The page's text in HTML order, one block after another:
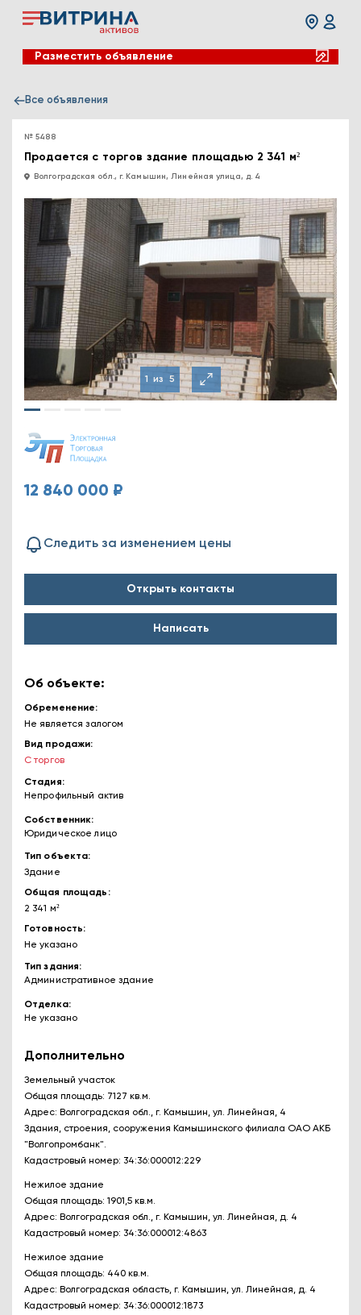
Разместить объявление
Все объявления
№ 5488
Продается с торгов здание площадью 2 341 м²
Волгоградская обл., г. Камышин, Линейная улица, д. 4
1 из 5
12 840 000 ₽
Следить за изменением цены
Открыть контакты
Написать
Об объекте:
Обременение
Не является залогом
Вид продажи
С торгов
Стадия
Непрофильный актив
Собственник
Юридическое лицо
Тип объекта
Здание
Общая площадь
2 341 м²
Готовность
Не указано
Тип здания
Административное здание
Отделка
Не указано
Дополнительно
Земельный участок
Общая площадь: 7127 кв.м.
Адрес: Волгоградская обл., г. Камышин, ул. Линейная, 4
Здания, строения, сооружения Камышинского филиала ОАО АКБ
"Волгопромбанк".
Кадастровый номер: 34:36:000012:229
Нежилое здание
Общая площадь: 1901,5 кв.м.
Адрес: Волгоградская обл., г. Камышин, ул. Линейная, д. 4
Кадастровый номер: 34:36:000012:4863
Нежилое здание
Общая площадь: 440 кв.м.
Адрес: Волгоградская область, г. Камышин, ул. Линейная, д. 4
Кадастровый номер: 34:36:000012:1873